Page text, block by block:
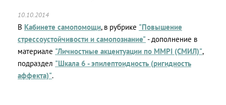
10.10.2014
В Кабинете самопомощи, в рубрике "Повышение
стрессоустойчивости и самопознание"- дополнение в
материале "Личностные акцентуации по MMPI (СМИЛ)",
подраздел "Шкала 6 - эпилептоидность (ригидность
аффекта)".